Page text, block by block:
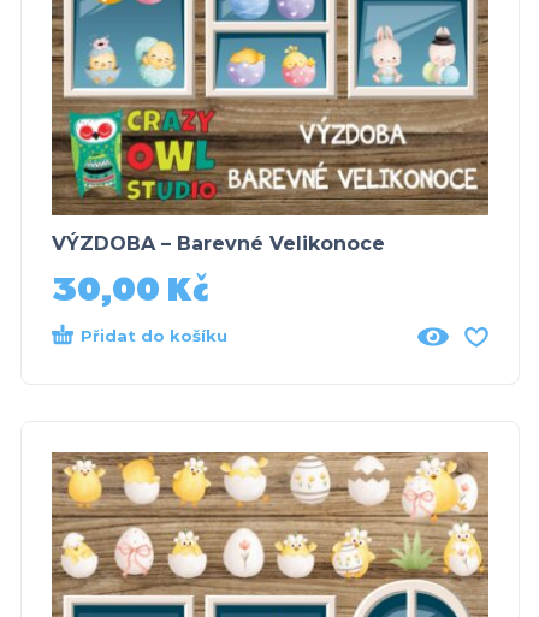
VÝZDOBA – Barevné Velikonoce
30,00 Kč
Přidat do košíku